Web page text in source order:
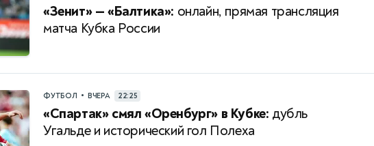
«Зенит» — «Балтика»: онлайн, прямая трансляция
матча Кубка России
ФУТБОЛ • ВЧЕРА 22:25
«Спартак» смял «Оренбург» в Кубке: дубль
Угальде и исторический гол Полеха